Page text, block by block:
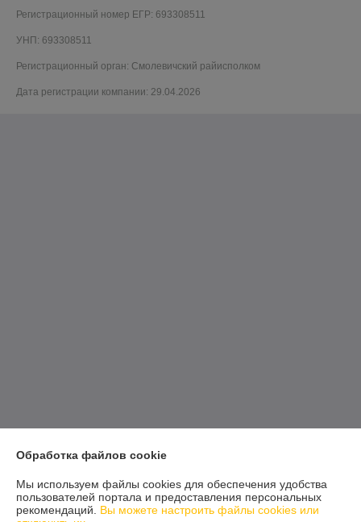
Регистрационный номер ЕГР: 693308511
УНП: 693308511
Регистрационный орган: Смолевичский райисполком
Дата регистрации компании: 29.04.2026
Обработка файлов cookie
Мы используем файлы cookies для обеспечения удобства
пользователей портала и предоставления персональных
рекомендаций. Вы можете настроить файлы cookies или